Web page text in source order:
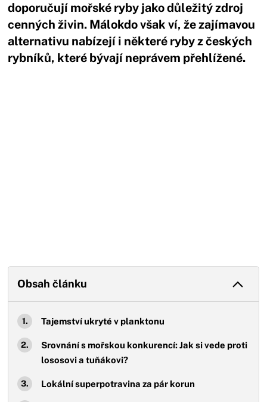
doporučují mořské ryby jako důležitý zdroj
cenných živin. Málokdo však ví, že zajímavou
alternativu nabízejí i některé ryby z českých
rybníků, které bývají neprávem přehlížené.
Obsah článku
Tajemství ukryté v planktonu
Srovnání s mořskou konkurencí: Jak si vede proti
lososovi a tuňákovi?
Lokální superpotravina za pár korun